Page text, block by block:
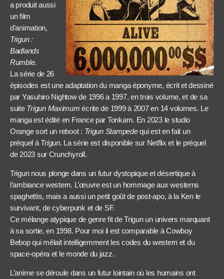
a produit aussi
un film
d’animation,
Trigun :
Badlands
Rumble.
La série de 26
épisodes est une adaptation du manga éponyme, écrit et dessiné
par Yasuhiro Nightow de 1996 a 1997, en trois volume, et de sa
suite Trigun Maximum écrite de 1999 à 2007 en 14 volumes. Le
manga est édité en France par Tonkam. En 2023 le studio
Orange sort un reboot : Trigun Stampedequi est en fait un
préquel à Trigun. La série est disponible sur Netflix et le préquel
de 2023 sur Crunchyroll.
Trigun nous plonge dans un futur dystopique et désertique à
l’ambiance western. L’œuvre est un hommage aux westerns
spaghettis, mais a aussi un petit goût de post-apo, à la Ken le
survivant, de cyberpunk et de SF.
Ce mélange atypique de genre fit de Trigun un univers marquant
à sa sortie, en 1998. Pour moi il est comparable à Cowboy
Bebop qui mêlait intelligemment les codes du western et du
space-opéra et le monde du jazz.
L’anime se déroule dans un futur lointain où les humains ont